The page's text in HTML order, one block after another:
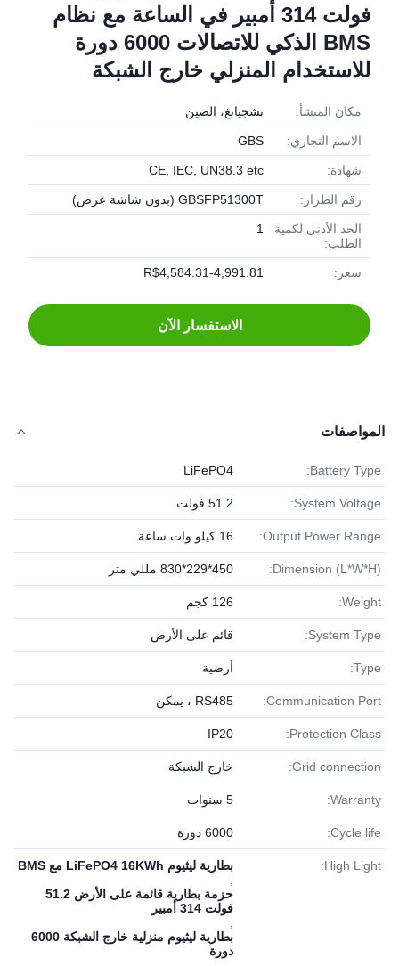
فولت 314 أمبير في الساعة مع نظام
BMS الذكي للاتصالات 6000 دورة
للاستخدام المنزلي خارج الشبكة
مكان المنشأ: تشجيانغ، الصين
الاسم التجاري: GBS
شهادة: CE, IEC, UN38.3 etc
رقم الطراز: GBSFP51300T (بدون شاشة عرض)
الحد الأدنى لكمية
الطلب:
1
سعر: R$4,584.31-4,991.81
الاستفسار الآن
المواصفات
Battery Type:
LiFePO4
System Voltage: 51.2 فولت
Output Power Range: 16 كيلو وات ساعة
Dimension (L*W*H): 450*229*830 مللي متر
Weight: 126 كجم
System Type: قائم على الأرض
Type: أرضية
Communication Port: RS485 ، يمكن
Protection Class:
IP20
Grid connection: خارج الشبكة
Warranty: 5 سنوات
Cycle life: 6000 دورة
High Light:
بطارية ليثيوم LiFePO4 16KWh مع BMS
حزمة بطارية قائمة على الأرض 51.2
فولت 314 أمبير
بطارية ليثيوم منزلية خارج الشبكة 6000
دورة